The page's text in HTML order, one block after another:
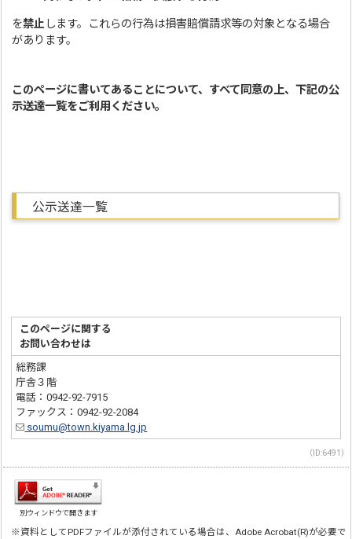
を禁止 します。これらの行為は損害賠償請求等の対象となる場合
があります。
このページに書いてあることについて、すべて同意の上、下記の公
示送達一覧をご利用ください。
公示送達一覧
このページに関する
お問い合わせは
総務課
庁舎３階
電話：0942-92-7915
ファックス：0942-92-2084
soumu@town.kiyama.lg.jp
（ID:6491）
別ウィンドウで開きます
※資料としてPDFファイルが添付されている場合は、Adobe Acrobat(R)が必要で